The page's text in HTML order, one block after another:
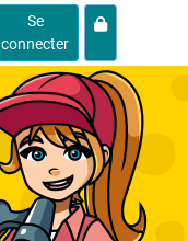
Se
connecter